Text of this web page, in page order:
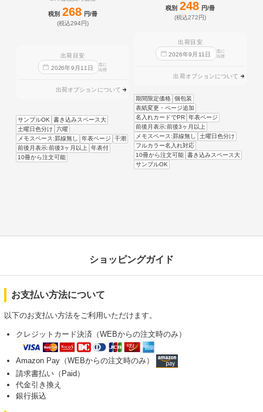
税別 268 円/冊
(税込294円)
出荷目安
2026年9 月 11 日
迄に
出荷
出荷オプションについて
サンプルOK
書き込みスペース大
土曜日色分け
六曜
メモスペース:罫線無し
年表ページ
干潮
前後月表示:前後3ヶ月以上
年表付
10冊から注文可能
税別 248 円/冊
(税込272円)
出荷目安
2026年9 月 11 日
迄に
出荷
出荷オプションについて
期間限定価格 個包装
表紙変更・ページ追加
名入れカードでPR 年表ページ
前後月表示:前後3ヶ月以上
メモスペース:罫線無し
土曜日色分け
フルカラー名入れ対応
10冊から注文可能 書き込みスペース大
サンプルOK
ショッピングガイド
お支払い方法について
以下のお支払い方法をご利用いただけます。
クレジットカード決済（WEBからの注文時のみ）
Amazon Pay（WEBからの注文時のみ）
請求書払い（Paid）
代金引き換え
銀行振込